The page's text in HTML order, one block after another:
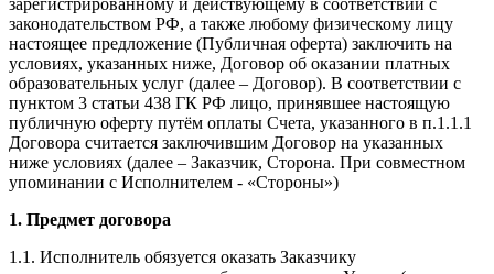
законодательством РФ, а также любому физическому лицу
настоящее предложение (Публичная оферта) заключить на
условиях, указанных ниже, Договор об оказании платных
образовательных услуг (далее – Договор). В соответствии с
пунктом 3 статьи 438 ГК РФ лицо, принявшее настоящую
публичную оферту путём оплаты Счета, указанного в п.1.1.1
Договора считается заключившим Договор на указанных
ниже условиях (далее – Заказчик, Сторона. При совместном
упоминании с Исполнителем - «Стороны»)
1. Предмет договора
1.1. Исполнитель обязуется оказать Заказчику